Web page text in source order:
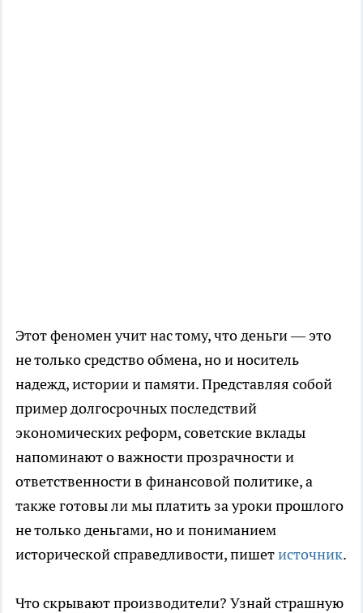
Этот феномен учит нас тому, что деньги — это
не только средство обмена, но и носитель
надежд, истории и памяти. Представляя собой
пример долгосрочных последствий
экономических реформ, советские вклады
напоминают о важности прозрачности и
ответственности в финансовой политике, а
также готовы ли мы платить за уроки прошлого
не только деньгами, но и пониманием
исторической справедливости, пишетисточник.
Что скрывают производители? Узнай страшную